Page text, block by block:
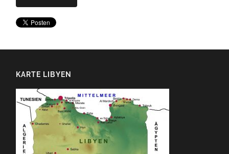
KARTE LIBYEN